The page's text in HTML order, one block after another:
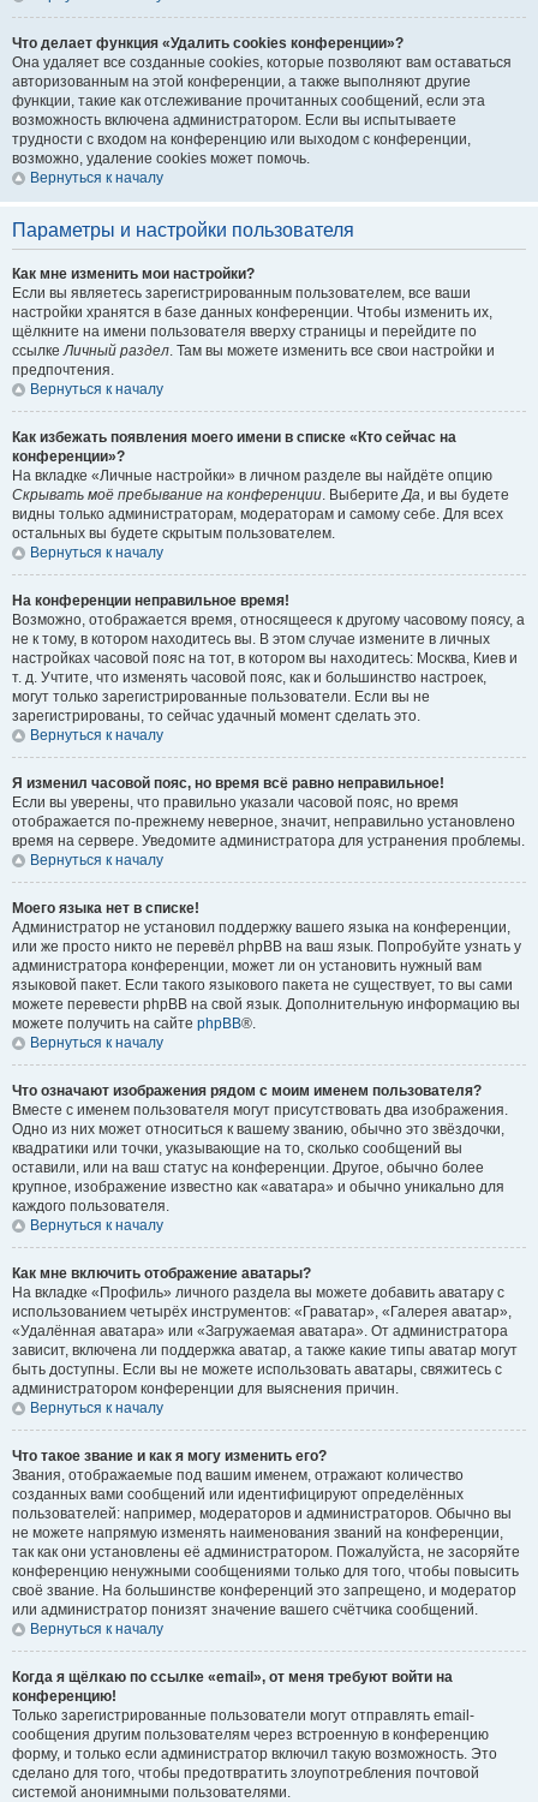
Что делает функция «Удалить cookies конференции»?
Она удаляет все созданные cookies, которые позволяют вам оставаться
авторизованным на этой конференции, а также выполняют другие
функции, такие как отслеживание прочитанных сообщений, если эта
возможность включена администратором. Если вы испытываете
трудности с входом на конференцию или выходом с конференции,
возможно, удаление cookies может помочь.
Вернуться к началу
Параметры и настройки пользователя
Как мне изменить мои настройки?
Если вы являетесь зарегистрированным пользователем, все ваши
настройки хранятся в базе данных конференции. Чтобы изменить их,
щёлкните на имени пользователя вверху страницы и перейдите по
ссылкеЛичный раздел. Там вы можете изменить все свои настройки и
предпочтения.
Вернуться к началу
Как избежать появления моего имени в списке «Кто сейчас на
конференции»?
На вкладке «Личные настройки» в личном разделе вы найдёте опцию
Скрывать моё пребывание на конференции. ВыберитеДа, и вы будете
видны только администраторам, модераторам и самому себе. Для всех
остальных вы будете скрытым пользователем.
Вернуться к началу
На конференции неправильное время!
Возможно, отображается время, относящееся к другому часовому поясу, а
не к тому, в котором находитесь вы. В этом случае измените в личных
настройках часовой пояс на тот, в котором вы находитесь: Москва, Киев и
т. д. Учтите, что изменять часовой пояс, как и большинство настроек,
могут только зарегистрированные пользователи. Если вы не
зарегистрированы, то сейчас удачный момент сделать это.
Вернуться к началу
Я изменил часовой пояс, но время всё равно неправильное!
Если вы уверены, что правильно указали часовой пояс, но время
отображается по-прежнему неверное, значит, неправильно установлено
время на сервере. Уведомите администратора для устранения проблемы.
Вернуться к началу
Моего языка нет в списке!
Администратор не установил поддержку вашего языка на конференции,
или же просто никто не перевёл phpBB на ваш язык. Попробуйте узнать у
администратора конференции, может ли он установить нужный вам
языковой пакет. Если такого языкового пакета не существует, то вы сами
можете перевести phpBB на свой язык. Дополнительную информацию вы
можете получить на сайте phpBB®.
Вернуться к началу
Что означают изображения рядом с моим именем пользователя?
Вместе с именем пользователя могут присутствовать два изображения.
Одно из них может относиться к вашему званию, обычно это звёздочки,
квадратики или точки, указывающие на то, сколько сообщений вы
оставили, или на ваш статус на конференции. Другое, обычно более
крупное, изображение известно как «аватара» и обычно уникально для
каждого пользователя.
Вернуться к началу
Как мне включить отображение аватары?
На вкладке «Профиль» личного раздела вы можете добавить аватару с
использованием четырёх инструментов: «Граватар», «Галерея аватар»,
«Удалённая аватара» или «Загружаемая аватара». От администратора
зависит, включена ли поддержка аватар, а также какие типы аватар могут
быть доступны. Если вы не можете использовать аватары, свяжитесь с
администратором конференции для выяснения причин.
Вернуться к началу
Что такое звание и как я могу изменить его?
Звания, отображаемые под вашим именем, отражают количество
созданных вами сообщений или идентифицируют определённых
пользователей: например, модераторов и администраторов. Обычно вы
не можете напрямую изменять наименования званий на конференции,
так как они установлены её администратором. Пожалуйста, не засоряйте
конференцию ненужными сообщениями только для того, чтобы повысить
своё звание. На большинстве конференций это запрещено, и модератор
или администратор понизят значение вашего счётчика сообщений.
Вернуться к началу
Когда я щёлкаю по ссылке «email», от меня требуют войти на
конференцию!
Только зарегистрированные пользователи могут отправлять email-
сообщения другим пользователям через встроенную в конференцию
форму, и только если администратор включил такую возможность. Это
сделано для того, чтобы предотвратить злоупотребления почтовой
системой анонимными пользователями.